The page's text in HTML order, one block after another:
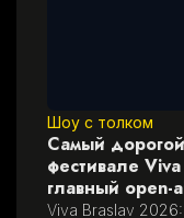
Шоу с толком
Самый
фестивале
главный open-
Viva Braslav